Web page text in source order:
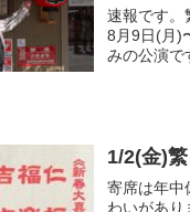
速報です。
8月9日(月)
みの公演で
1/2(金)
寄席は年中
わいがあり